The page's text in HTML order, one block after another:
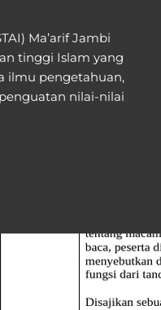
Ma’arif Jambi
tinggi Islam yang
ilmu pengetahuan,
nilai-nilai
Keterampilan Mapel
3 MI: 7 Hal
Terlambat
keterampilan Bahasa